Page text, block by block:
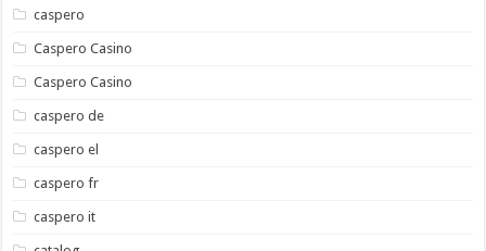
caspero
Caspero Casino
Caspero Casino
caspero de
caspero el
caspero fr
caspero it